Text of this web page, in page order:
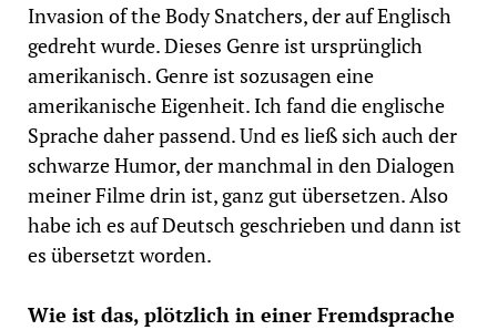
Invasion of the Body Snatchers, der auf Englisch
gedreht wurde. Dieses Genre ist ursprünglich
amerikanisch. Genre ist sozusagen eine
amerikanische Eigenheit. Ich fand die englische
Sprache daher passend. Und es ließ sich auch der
schwarze Humor, der manchmal in den Dialogen
meiner Filme drin ist, ganz gut übersetzen. Also
habe ich es auf Deutsch geschrieben und dann ist
es übersetzt worden.
Wie ist das, plötzlich in einer Fremdsprache